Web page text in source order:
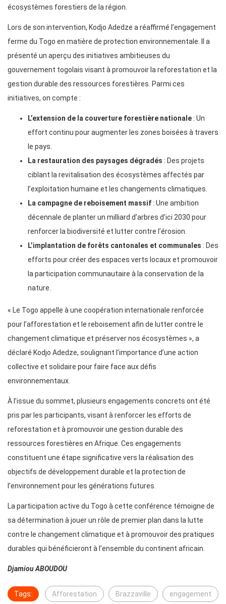
écosystèmes forestiers de la région.
Lors de son intervention, Kodjo Adedze a réaffirmé l’engagement
ferme du Togo en matière de protection environnementale. Il a
présenté un aperçu des initiatives ambitieuses du
gouvernement togolais visant à promouvoir la reforestation et la
gestion durable des ressources forestières. Parmi ces
initiatives, on compte :
L’extension de la couverture forestière nationale : Un
effort continu pour augmenter les zones boisées à travers
le pays.
La restauration des paysages dégradés : Des projets
ciblant la revitalisation des écosystèmes affectés par
l’exploitation humaine et les changements climatiques.
La campagne de reboisement massif : Une ambition
décennale de planter un milliard d’arbres d’ici 2030 pour
renforcer la biodiversité et lutter contre l’érosion.
L’implantation de forêts cantonales et communales : Des
efforts pour créer des espaces verts locaux et promouvoir
la participation communautaire à la conservation de la
nature.
« Le Togo appelle à une coopération internationale renforcée
pour l’afforestation et le reboisement afin de lutter contre le
changement climatique et préserver nos écosystèmes », a
déclaré Kodjo Adedze, soulignant l’importance d’une action
collective et solidaire pour faire face aux défis
environnementaux.
À l’issue du sommet, plusieurs engagements concrets ont été
pris par les participants, visant à renforcer les efforts de
reforestation et à promouvoir une gestion durable des
ressources forestières en Afrique. Ces engagements
constituent une étape significative vers la réalisation des
objectifs de développement durable et la protection de
l’environnement pour les générations futures.
La participation active du Togo à cette conférence témoigne de
sa détermination à jouer un rôle de premier plan dans la lutte
contre le changement climatique et à promouvoir des pratiques
durables qui bénéficieront à l’ensemble du continent africain.
Djamiou ABOUDOU
Tags: Afforestation Brazzaville engagement